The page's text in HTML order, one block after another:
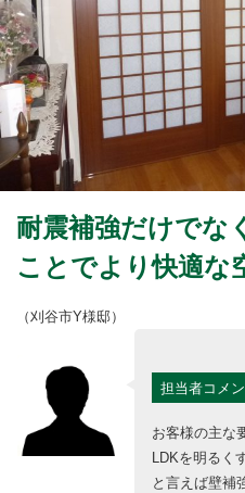
耐震補強だけでな
ことでより快適な
（刈谷市Y様邸）
担当者コメン
お客様の主な
LDKを明るく
と言えば壁補